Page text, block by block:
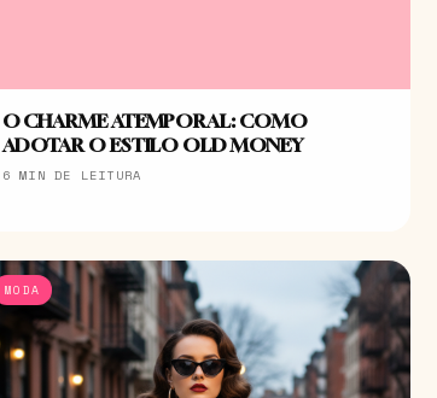
O CHARME ATEMPORAL: COMO
ADOTAR O ESTILO OLD MONEY
6 MIN DE LEITURA
MODA